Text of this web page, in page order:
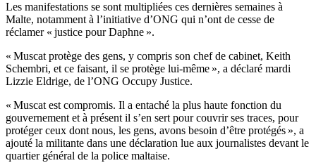
Les manifestations se sont multipliées ces dernières semaines à
Malte, notamment à l’initiative d’ONG qui n’ont de cesse de
réclamer « justice pour Daphne ».
« Muscat protège des gens, y compris son chef de cabinet, Keith
Schembri, et ce faisant, il se protège lui-même », a déclaré mardi
Lizzie Eldrige, de l’ONG Occupy Justice.
« Muscat est compromis. Il a entaché la plus haute fonction du
gouvernement et à présent il s’en sert pour couvrir ses traces, pour
protéger ceux dont nous, les gens, avons besoin d’être protégés », a
ajouté la militante dans une déclaration lue aux journalistes devant le
quartier général de la police maltaise.